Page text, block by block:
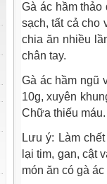
Gà ác hầm thảo
sạch, tất cả cho
chia ăn nhiều
chân tay.
Gà ác hầm ngũ
10g, xuyên
Chữa thiếu máu.
Lưu ý: Làm
lại tim, gan, cật
món ăn có gà